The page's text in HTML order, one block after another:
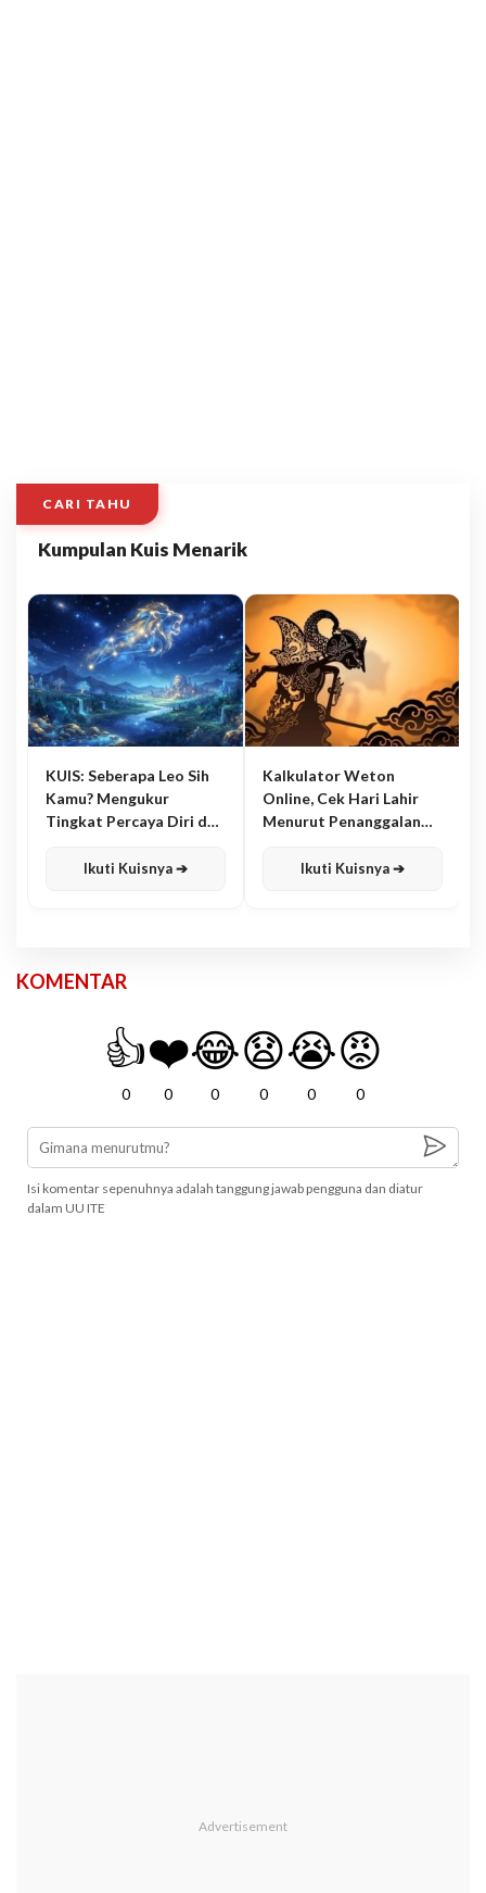
CARI TAHU
Kumpulan Kuis Menarik
KUIS: Seberapa Leo Sih
Kamu? Mengukur
Tingkat Percaya Diri dan
Ikuti Kuisnya ➔
Kalkulator Weton
Online, Cek Hari Lahir
Menurut Penanggalan
Ikuti Kuisnya ➔
KOMENTAR
👍
0
❤️
0
😂
0
😧
0
😭
0
😡
0
Isi komentar sepenuhnya adalah tanggung jawab pengguna dan diatur
dalam UU ITE